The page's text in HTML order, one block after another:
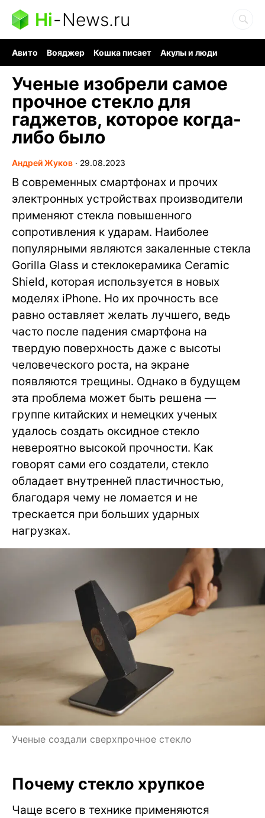
Hi-News.ru
Авито Вояджер Кошка писает
Акулы и люди
Ученые изобрели самое
прочное стекло для
гаджетов, которое когда-
либо было
Андрей Жуков ∙ 29.08.2023
В современных смартфонах и прочих
электронных устройствах производители
применяют стекла повышенного
сопротивления к ударам. Наиболее
популярными являются закаленные стекла
Gorilla Glass и стеклокерамика Ceramic
Shield, которая используется в новых
моделях iPhone. Но их прочность все
равно оставляет желать лучшего, ведь
часто после падения смартфона на
твердую поверхность даже с высоты
человеческого роста, на экране
появляются трещины. Однако в будущем
эта проблема может быть решена —
группе китайских и немецких ученых
удалось создать оксидное стекло
невероятно высокой прочности. Как
говорят сами его создатели, стекло
обладает внутренней пластичностью,
благодаря чему не ломается и не
трескается при больших ударных
нагрузках.
Ученые создали сверхпрочное стекло
Почему стекло хрупкое
Чаще всего в технике применяются